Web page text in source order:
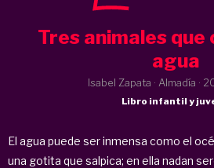
Tres animales que
agua
Isabel Zapata · Almadía ·
Libro infantil y
El agua puede ser inmensa como el
una gotita que salpica; en ella nadan